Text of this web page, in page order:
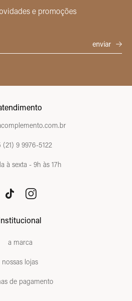
e promoções
9 9976-5122
à sexta - 9h às 17h
a marca
nossas lojas
de pagamento